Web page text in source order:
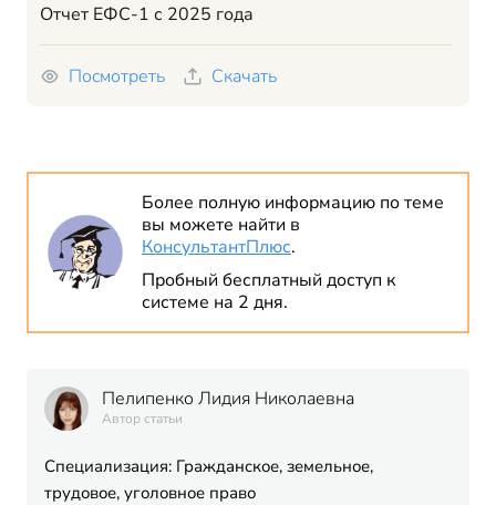
Отчет ЕФС-1 с 2025 года
Посмотреть Скачать
Более полную информацию по теме
вы можете найти в
КонсультантПлюс.
Пробный бесплатный доступ к
системе на 2 дня.
Пелипенко Лидия Николаевна
Автор статьи
Специализация: Гражданское, земельное,
трудовое, уголовное право